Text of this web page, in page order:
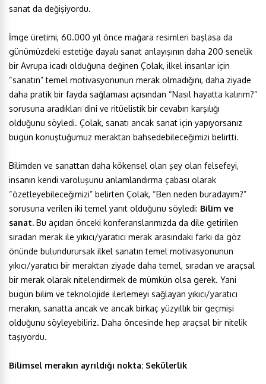
sanat da değişiyordu.
İmge üretimi, 60.000 yıl önce mağara resimleri başlasa da
günümüzdeki estetiğe dayalı sanat anlayışının daha 200 senelik
bir Avrupa icadı olduğuna değinen Çolak, ilkel insanlar için
“sanatın” temel motivasyonunun merak olmadığını, daha ziyade
daha pratik bir fayda sağlaması açısından “Nasıl hayatta kalırım?”
sorusuna aradıkları dini ve ritüelistik bir cevabın karşılığı
olduğunu söyledi. Çolak, sanatı ancak sanat için yapıyorsanız
bugün konuştuğumuz meraktan bahsedebileceğimizi belirtti.
Bilimden ve sanattan daha kökensel olan şey olan felsefeyi,
insanın kendi varoluşunu anlamlandırma çabası olarak
“özetleyebileceğimizi” belirten Çolak, “Ben neden buradayım?”
sorusuna verilen iki temel yanıt olduğunu söyledi: Bilim ve
sanat. Bu açıdan önceki konferanslarımızda da dile getirilen
sıradan merak ile yıkıcı/yaratıcı merak arasındaki farkı da göz
önünde bulundurursak ilkel sanatın temel motivasyonunun
yıkıcı/yaratıcı bir meraktan ziyade daha temel, sıradan ve araçsal
bir merak olarak nitelendirmek de mümkün olsa gerek. Yani
bugün bilim ve teknolojide ilerlemeyi sağlayan yıkıcı/yaratıcı
merakın, sanatta ancak ve ancak birkaç yüzyıllık bir geçmişi
olduğunu söyleyebiliriz. Daha öncesinde hep araçsal bir nitelik
taşıyordu.
Bilimsel merakın ayrıldığı nokta: Sekülerlik